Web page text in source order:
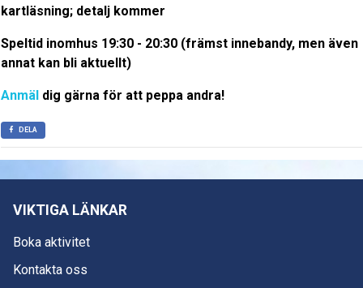
kartläsning; detalj kommer
Speltid inomhus 19:30 - 20:30 (främst innebandy, men även
annat kan bli aktuellt)
Anmäl dig gärna för att peppa andra!
DELA
VIKTIGA LÄNKAR
Boka aktivitet
Kontakta oss